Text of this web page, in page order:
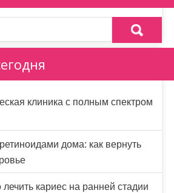
клиника с полным спектром
дома: как вернуть
кариес на ранней стадии